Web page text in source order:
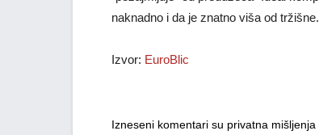
naknadno i da je znatno viša od tržišne.
Izvor: EuroBlic
Izneseni komentari su privatna